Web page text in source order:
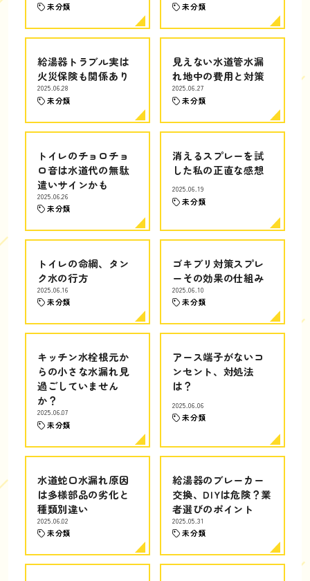
未分類 未分類
給湯器トラブル実は
火災保険も関係あり
2025.06.28
未分類
見えない水道管水漏
れ地中の費用と対策
2025.06.27
未分類
トイレのチョロチョ
ロ音は水道代の無駄
遣いサインかも
2025.06.26
未分類
消えるスプレーを試
した私の正直な感想
2025.06.19
未分類
トイレの命綱、タン
ク水の行方
2025.06.16
未分類
ゴキブリ対策スプレ
ーその効果の仕組み
2025.06.10
未分類
キッチン水栓根元か
らの小さな水漏れ見
過ごしていません
か？
2025.06.07
未分類
アース端子がないコ
ンセント、対処法
は？
2025.06.06
未分類
水道蛇口水漏れ原因
は多様部品の劣化と
種類別違い
2025.06.02
未分類
給湯器のブレーカー
交換、DIYは危険？業
者選びのポイント
2025.05.31
未分類